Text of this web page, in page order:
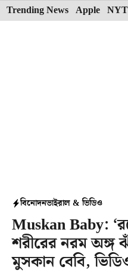
Skip
to
Trending News Apple
বিনোদনভাইরাল & ভিডিও
Muskan Baby:
শরীরের নরম অঙ্গ
মুসকান বেবি,